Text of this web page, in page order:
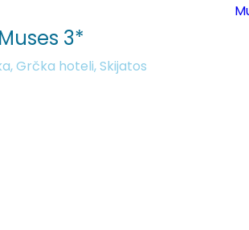
3*
,Grčka hoteli,Skijatos